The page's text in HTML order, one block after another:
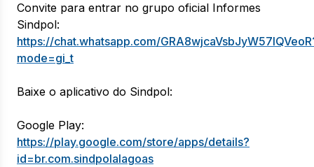
Convite para entrar no grupo oficial Informes
Sindpol:
https://chat.whatsapp.com/
mode=gi_t
Baixe o aplicativo do Sindpol:
Google Play:
https://play.google.com/store/apps/details?
id=br.com.sindpolalagoas